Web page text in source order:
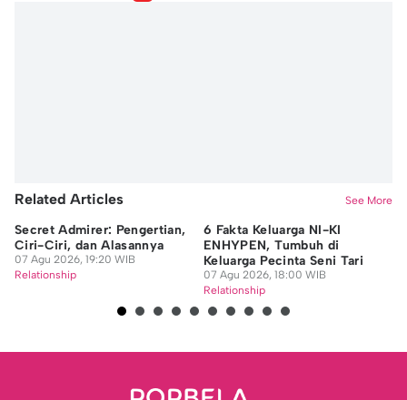
Related Articles See More
Secret Admirer: Pengertian,
Ciri-Ciri, dan Alasannya
07 Agu 2026, 19:20 WIB
Relationship
6 Fakta Keluarga NI-KI
ENHYPEN, Tumbuh di
Keluarga Pecinta Seni Tari
07 Agu 2026, 18:00 WIB
Relationship